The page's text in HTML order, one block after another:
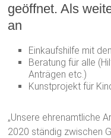
geöffnet. Als
an
Einkaufshilfe mit
Beratung für alle
Anträgen etc.)
Kunstprojekt für
„Unsere ehrenamtliche
2020 ständig zwischen